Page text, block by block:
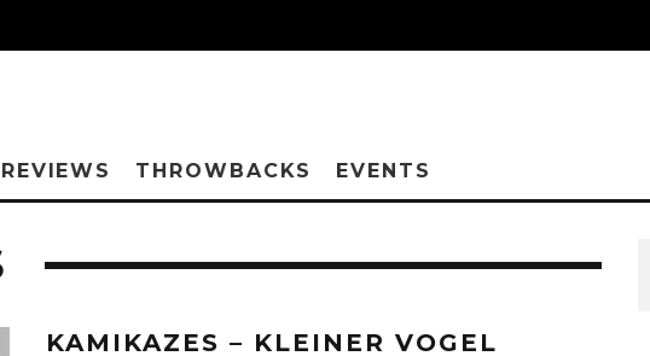
REVIEWS THROWBACKS EVENTS
KAMIKAZES – KLEINER VOGEL